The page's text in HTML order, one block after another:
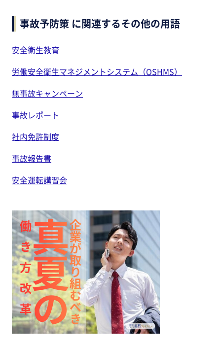
事故予防策 に関連するその他の用語
安全衛生教育
労働安全衛生マネジメントシステム（OSHMS）
無事故キャンペーン
事故レポート
社内免許制度
事故報告書
安全運転講習会